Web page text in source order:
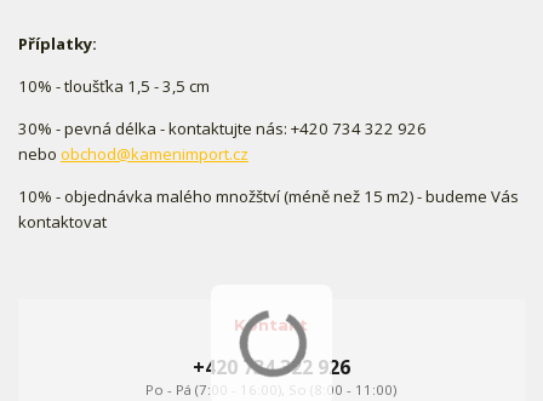
Příplatky:
10% - tloušťka 1,5 - 3,5 cm
30% - pevná délka - kontaktujte nás: +420 734 322 926
nebo obchod@kamenimport.cz
10% - objednávka malého množštví (méně než 15 m2) - budeme Vás
kontaktovat
Kontakt
+420 734 322 926
Po - Pá (7:00 - 16:00), So (8:00 - 11:00)